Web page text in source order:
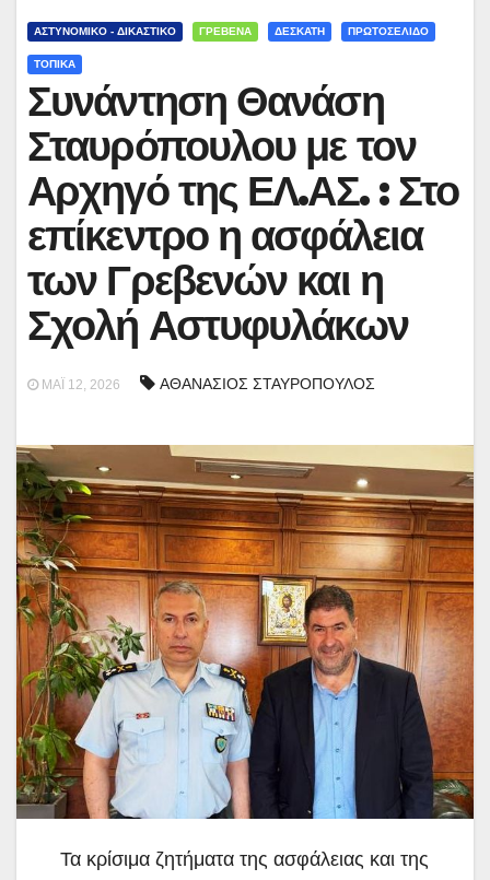
ΑΣΤΥΝΟΜΙΚΟ - ΔΙΚΑΣΤΙΚΟ ΓΡΕΒΕΝΑ ΔΕΣΚΑΤΗ ΠΡΩΤΟΣΕΛΙΔΟ
ΤΟΠΙΚΑ
Συνάντηση Θανάση
Σταυρόπουλου με τον
Αρχηγό της ΕΛ.ΑΣ. : Στο
επίκεντρο η ασφάλεια
των Γρεβενών και η
Σχολή Αστυφυλάκων
ΜΆΙ 12, 2026 ΑΘΑΝΑΣΙΟΣ ΣΤΑΥΡΟΠΟΥΛΟΣ
Τα κρίσιμα ζητήματα της ασφάλειας και της